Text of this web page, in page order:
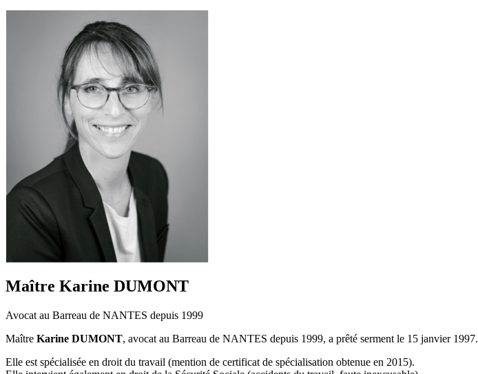
Maître Karine DUMONT
Avocat au Barreau de NANTES depuis 1999
Maître Karine DUMONT, avocat au Barreau de NANTES depuis 1999, a prêté serment le 15 janvier 1997.
Elle est spécialisée en droit du travail (mention de certificat de spécialisation obtenue en 2015).